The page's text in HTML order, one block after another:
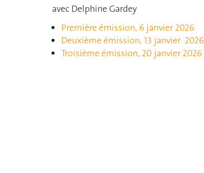
avec Delphine Gardey
Première émission, 6 janvier 2026
Deuxième émission, 13 janvier 2026
Troisième émission, 20 janvier 2026